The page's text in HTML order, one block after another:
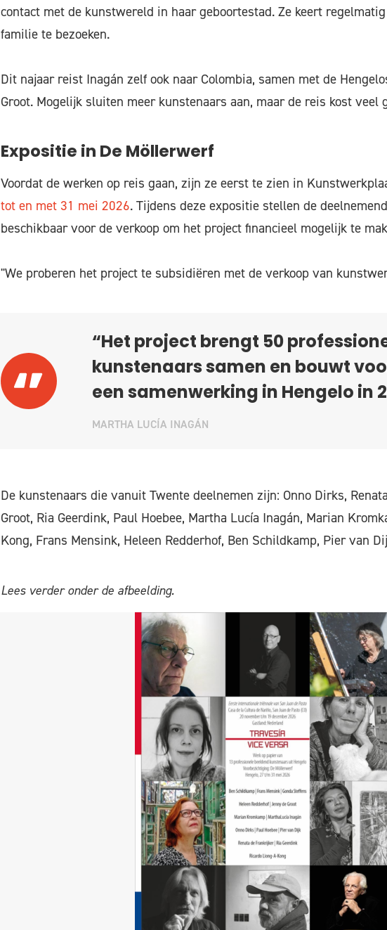
contact met de kunstwereld in haar geboortestad. Ze keert
familie te bezoeken.
Dit najaar reist Inagán zelf ook naar Colombia, samen met de
Groot. Mogelijk sluiten meer kunstenaars aan, maar de reis kost veel
Expositie in De Möllerwerf
Voordat de werken op reis gaan, zijn ze eerst te zien in
tot en met 31 mei 2026. Tijdens deze expositie stellen de
beschikbaar voor de verkoop om het project financieel mogelijk te
"We proberen het project te subsidiëren met de verkoop van
“Het project brengt 50
kunstenaars samen en bouwt
een samenwerking in Hengelo in
MARTHA LUCÍA INAGÁN
De kunstenaars die vanuit Twente deelnemen zijn: Onno Dirks,
Groot, Ria Geerdink, Paul Hoebee, Martha Lucía Inagán, Marian
Kong, Frans Mensink, Heleen Redderhof, Ben Schildkamp, Pier van
Lees verder onder de afbeelding.